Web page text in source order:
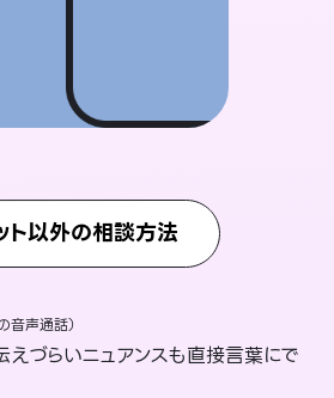
ト以外の相談方法
音声通話）
えづらいニュアンスも直接言葉にで